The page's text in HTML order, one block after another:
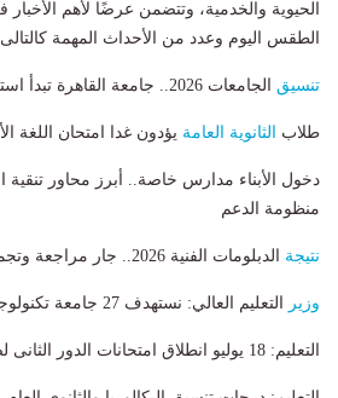
الطقس اليوم وعدد من الأحداث المهمة
تنسيق الجامعات 2026.. جامعة القاهرة تبدأ استعداداتها لاستقبال الطلاب
طلاب الثانوية العامة يؤدون غدا امتحان اللغة
دخول الأبناء مدارس خاصة.. أبرز محاور تنقية
منظومة الدعم
نتيجة الدبلومات الفنية 2026.. جار مراجعة وتجميع النتيجة وتحديد الأوائل
وزير التعليم العالي: نستهدف 27 جامعة تكنولوجية بحلول 2030
التعليم: 18 يوليو انطلاق امتحانات الدور الثانى لصفوف النقل 2026